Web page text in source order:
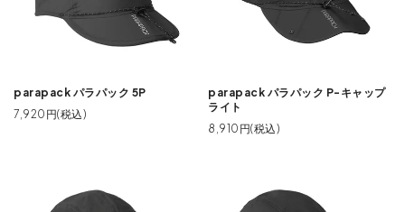
parapack パラパック 5P
7,920円(税込)
parapack パラパック P-キャップ
ライト
8,910円(税込)